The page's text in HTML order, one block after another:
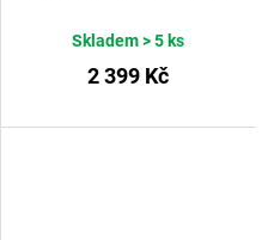
Skladem> 5 ks
2 399 Kč